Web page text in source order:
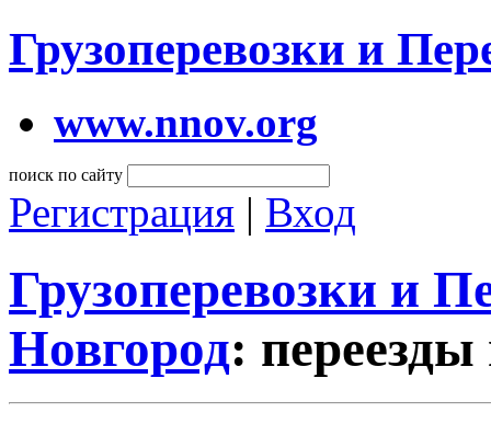
Грузоперевозки и
www.nnov.org
поиск по сайту
Регистрация | Вход
Грузоперевозки и
Новгород: